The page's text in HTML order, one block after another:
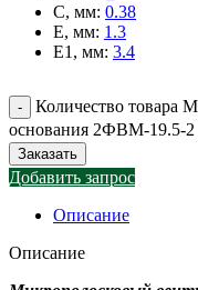
C, мм: 0.38
E, мм: 1.3
E1, мм: 3.4
Количество товара
основания 2ФВМ-19.5-2
Заказать
Добавить запрос
Описание
Описание